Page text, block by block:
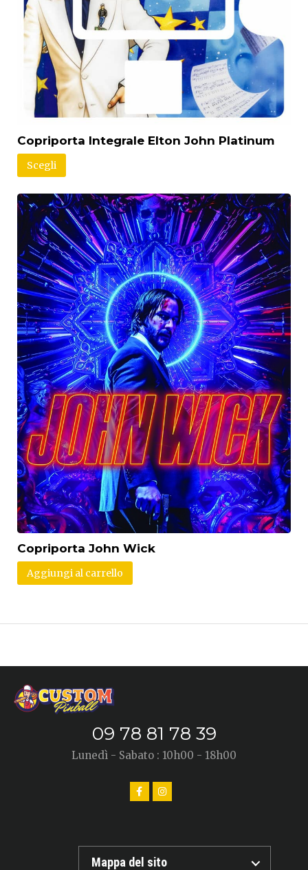
Copriporta Integrale Elton John Platinum
Scegli
Copriporta John Wick
Aggiungi al carrello
09 78 81 78 39
Lunedì - Sabato : 10h00 - 18h00
Mappa del sito